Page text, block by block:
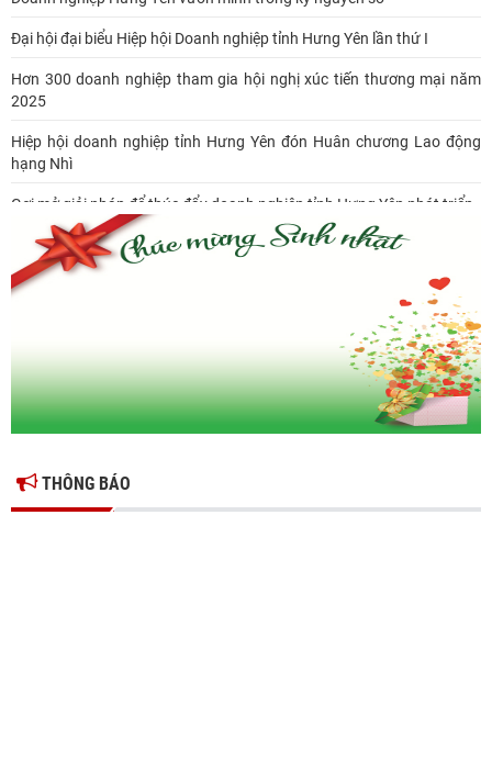
Đại hội đại biểu Hiệp hội Doanh nghiệp tỉnh Hưng Yên lần thứ I
Hơn 300 doanh nghiệp tham gia hội nghị xúc tiến thương mại năm
2025
Hiệp hội doanh nghiệp tỉnh Hưng Yên đón Huân chương Lao động
hạng Nhì
Gợi mở giải pháp để thúc đẩy doanh nghiệp tỉnh Hưng Yên phát triển
Ông Đỗ Văn Vẻ là Chủ tịch Hiệp hội Doanh nghiệp tỉnh Hưng Yên
Hiệp hội doanh nghiệp tỉnh Hưng Yên: Cập nhật chính sách thuế mới
THÔNG BÁO